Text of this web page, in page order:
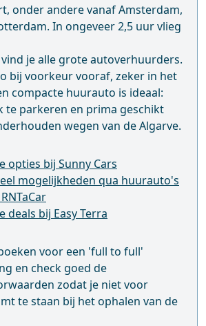
onder andere vanaf Amsterdam,
In ongeveer 2,5 uur vlieg
je alle grote autoverhuurders.
bij voorkeur vooraf, zeker in het
compacte huurauto is ideaal:
te parkeren en prima geschikt
wegen van de Algarve.
opties bij Sunny Cars
mogelijkheden qua huurauto's
deals bij Easy Terra
voor een 'full to full'
en check goed de
zodat je niet voor
te staan bij het ophalen van de